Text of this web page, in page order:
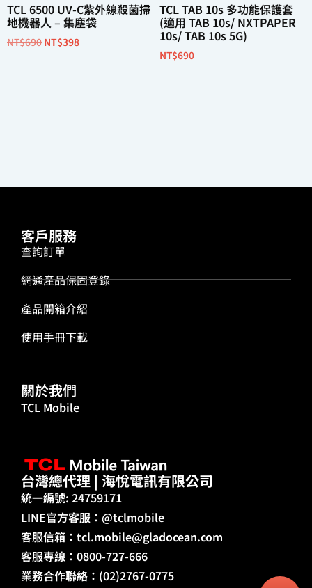
TCL 6500 UV-C紫外線殺菌掃
地機器人 – 集塵袋
NT$690 NT$398
TCL TAB 10s 多功能保護套
(適用 TAB 10s/ NXTPAPER
10s/ TAB 10s 5G)
NT$690
台灣總代理 | 海悅電訊有限公司
統一編號: 24759171
LINE官方客服：@tclmobile
客服信箱： tcl.mobile@gladocean.com
客服專線：0800-727-666
業務合作聯絡：(02)2767-0775
客戶服務
查詢訂單
網通產品保固登錄
產品開箱介紹
使用手冊下載
關於我們
TCL Mobile